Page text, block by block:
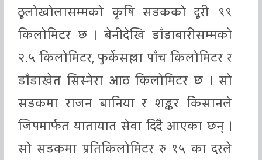
ठूलोखोलासम्मको कृषि सडकको दूरी ११
किलोमिटर छ । बेनीदेखि डाँडाबारीसम्मको
२.५ किलोमिटर, फुर्केसल्ला पाँच किलोमिटर र
डाँडाखेत सिस्नेरा आठ किलोमिटर छ । सो
सडकमा राजन बानिया र शङ्कर किसानले
जिपमार्फत यातायात सेवा दिँदै आएका छन् ।
सो सडकमा प्रतिकिलोमिटर रु १५ का दरले